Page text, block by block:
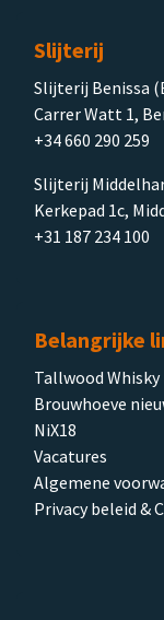
Slijterij
Slijterij Benissa
Carrer Watt 1,
+34 660 290 259
Slijterij
Kerkepad 1c,
+31 187 234 100
Belangrijke
Tallwood Whisky
Brouwhoeve
NiX18
Vacatures
Algemene
Privacy beleid &